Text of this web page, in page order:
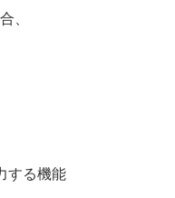
、
する機能